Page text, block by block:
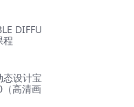
DIFFU
程
态设计宝
（高清画